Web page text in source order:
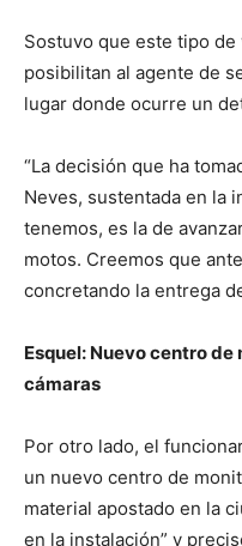
Sostuvo que este tipo
posibilitan al agente de
lugar donde ocurre un
“La decisión que ha
Neves, sustentada en la
tenemos, es la de
motos. Creemos que
concretando la entrega
Esquel: Nuevo centro
cámaras
Por otro lado, el
un nuevo centro de
material apostado en la
en la instalación” y